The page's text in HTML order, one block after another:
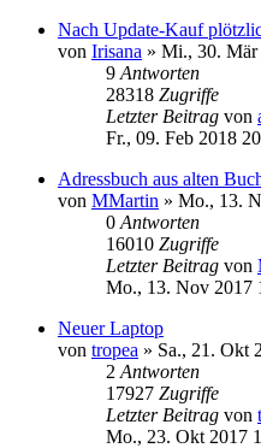
Nach Update-Kauf
von Irisana » Mi., 30. Mär
9 Antworten
28318 Zugriffe
Letzter Beitrag von
Fr., 09. Feb 2018
Adressbuch aus alten
von MMartin » Mo., 13.
0 Antworten
16010 Zugriffe
Letzter Beitrag von
Mo., 13. Nov 2017
Neuer Laptop
von tropea » Sa., 21. Okt
2 Antworten
17927 Zugriffe
Letzter Beitrag von
Mo., 23. Okt 2017